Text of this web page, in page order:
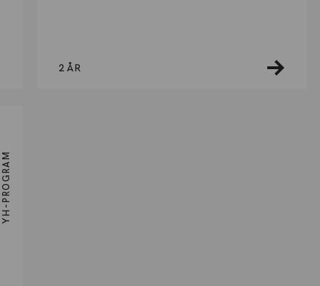
2 ÅR
YH-PROGRAM